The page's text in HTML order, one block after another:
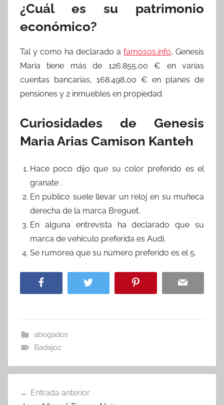
¿Cuál es su patrimonio
económico?
Tal y como ha declarado a famosos.info, Genesis
Maria tiene más de 126.855,00 € en varias
cuentas bancarias, 168.498,00 € en planes de
pensiones y 2 inmuebles en propiedad.
Curiosidades de Genesis
Maria Arias Camison Kanteh
Hace poco dijo que su color preferido es el
granate .
En público suele llevar un reloj en su muñeca
derecha de la marca Breguet.
En alguna entrevista ha declarado que su
marca de vehiculo preferida es Audi.
Se rumorea que su número preferido es el 5.
abogados
Badajoz
de
Entrada anterior